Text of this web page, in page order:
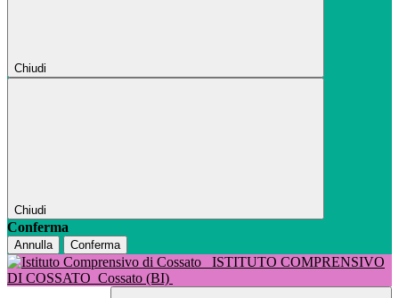
Chiudi
Chiudi
Conferma
Annulla Conferma
ISTITUTO COMPRENSIVO
DI COSSATO Cossato (BI)